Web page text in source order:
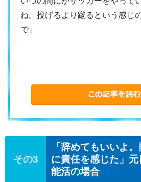
ね。投げるより蹴るという感じ
で」
「辞めてもいいよ
に責任を感じた」
能活の場合